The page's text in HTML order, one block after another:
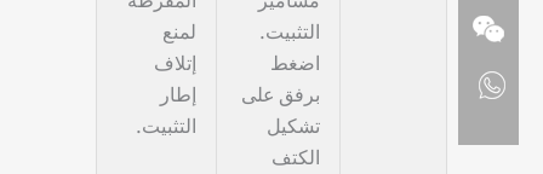
التثبيت.
اضغط
برفق على
تشكيل
الكتف
لمنع
إتلاف
إطار
التثبيت.